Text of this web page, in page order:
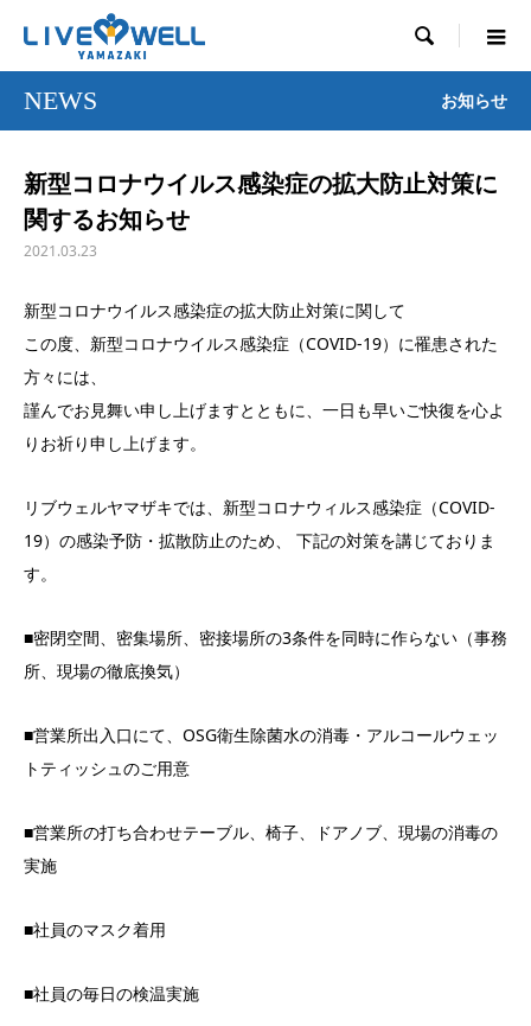

NEWS お知らせ
新型コロナウイルス感染症の拡大防止対策に
関するお知らせ
2021.03.23
新型コロナウイルス感染症の拡大防止対策に関して
この度、新型コロナウイルス感染症（COVID-19）に罹患された
方々には、
謹んでお見舞い申し上げますとともに、一日も早いご快復を心よ
りお祈り申し上げます。
リブウェルヤマザキでは、新型コロナウィルス感染症（COVID-
19）の感染予防・拡散防止のため、 下記の対策を講じておりま
す。
■密閉空間、密集場所、密接場所の3条件を同時に作らない（事務
所、現場の徹底換気）
■営業所出入口にて、OSG衛生除菌水の消毒・アルコールウェッ
トティッシュのご用意
■営業所の打ち合わせテーブル、椅子、ドアノブ、現場の消毒の
実施
■社員のマスク着用
■社員の毎日の検温実施